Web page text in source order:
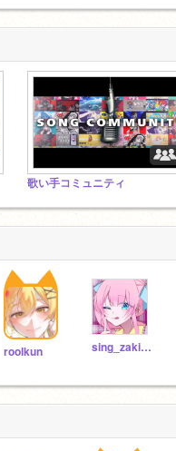
歌い手コミュニティ
roolkun sing_zakinonnshi